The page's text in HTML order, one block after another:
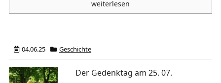
weiterlesen
04.06.25 Geschichte
Der Gedenktag am 25. 07.